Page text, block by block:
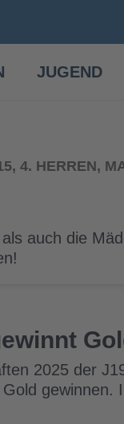
JUGEND
4. HERREN,
auch die
2025 der
gewinnen.